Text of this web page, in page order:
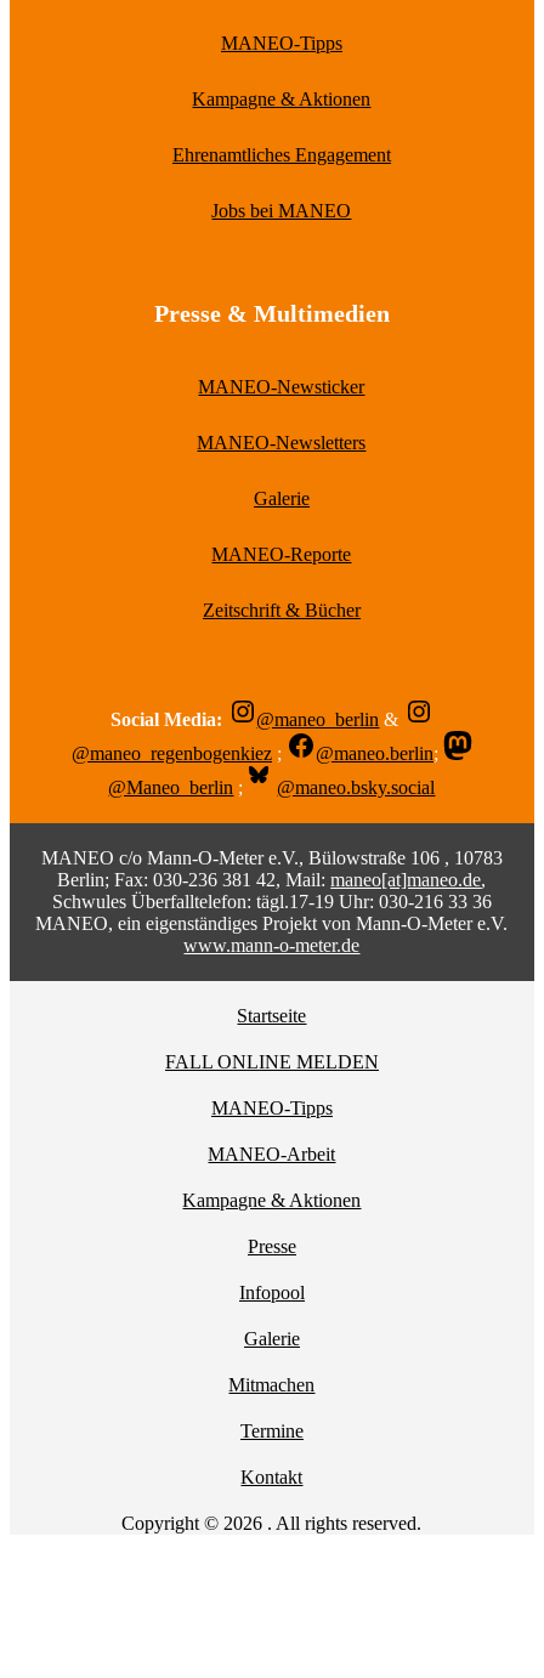
MANEO-Tipps
Kampagne & Aktionen
Ehrenamtliches Engagement
Jobs bei MANEO
Presse & Multimedien
MANEO-Newsticker
MANEO-Newsletters
Galerie
MANEO-Reporte
Zeitschrift & Bücher
Social Media: @maneo_berlin &
@maneo_regenbogenkiez ; @maneo.berlin;
@Maneo_berlin ; @maneo.bsky.social
MANEO c/o Mann-O-Meter e.V., Bülowstraße 106 , 10783
Berlin; Fax: 030-236 381 42, Mail:maneo[at]maneo.de,
Schwules Überfalltelefon: tägl.17-19 Uhr: 030-216 33 36
MANEO, ein eigenständiges Projekt von Mann-O-Meter e.V.
www.mann-o-meter.de
Startseite
FALL ONLINE MELDEN
MANEO-Tipps
MANEO-Arbeit
Kampagne & Aktionen
Presse
Infopool
Galerie
Mitmachen
Termine
Kontakt
Copyright © 2026 . All rights reserved.